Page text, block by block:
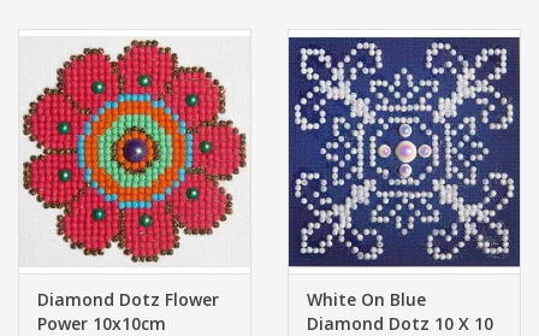
Diamond Dotz Flower
Power 10x10cm
White On Blue
Diamond Dotz 10 X 10